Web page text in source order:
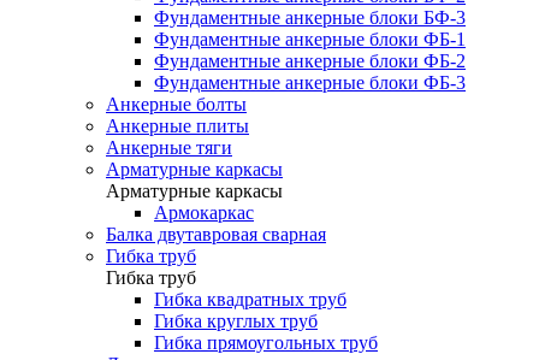
Фундаментные анкерные блоки БФ-3
Фундаментные анкерные блоки ФБ-1
Фундаментные анкерные блоки ФБ-2
Фундаментные анкерные блоки ФБ-3
Анкерные болты
Анкерные плиты
Анкерные тяги
Арматурные каркасы
Арматурные каркасы
Армокаркас
Балка двутавровая сварная
Гибка труб
Гибка труб
Гибка квадратных труб
Гибка круглых труб
Гибка прямоугольных труб